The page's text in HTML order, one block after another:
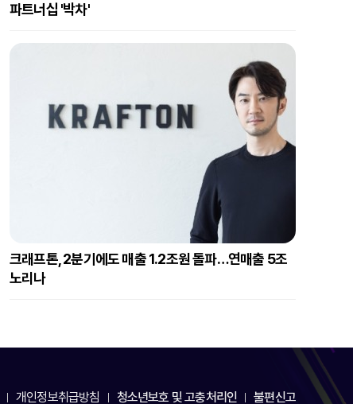
파트너십 '박차'
크래프톤, 2분기에도 매출 1.2조원 돌파…연매출 5조
노리나
개인정보취급방침 청소년보호 및 고충처리인 불편신고